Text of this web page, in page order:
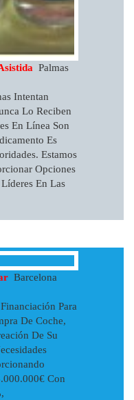
Palmas
Intentan
Lo Reciben
En Línea Son
Es
Estamos
Opciones
En Las
Barcelona
Para
De Coche,
De Su
Con